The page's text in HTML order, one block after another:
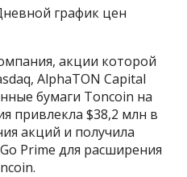
график цен
акции которой
AlphaTON Capital
бумаги Toncoin на
привлекла $38,2 млн в
акций и получила
Prime для расширения